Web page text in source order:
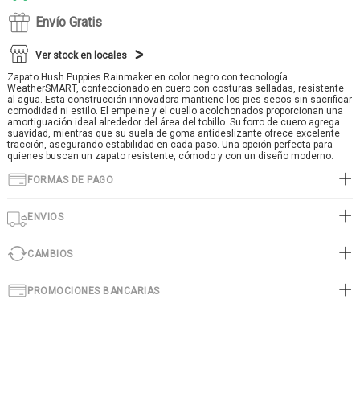
Envío Gratis
Ver stock en locales
Zapato Hush Puppies Rainmaker en color negro con tecnología
WeatherSMART, confeccionado en cuero con costuras selladas, resistente
al agua. Esta construcción innovadora mantiene los pies secos sin sacrificar
comodidad ni estilo. El empeine y el cuello acolchonados proporcionan una
amortiguación ideal alrededor del área del tobillo. Su forro de cuero agrega
suavidad, mientras que su suela de goma antideslizante ofrece excelente
tracción, asegurando estabilidad en cada paso. Una opción perfecta para
quienes buscan un zapato resistente, cómodo y con un diseño moderno.
FORMAS DE PAGO
ENVIOS
CAMBIOS
PROMOCIONES BANCARIAS